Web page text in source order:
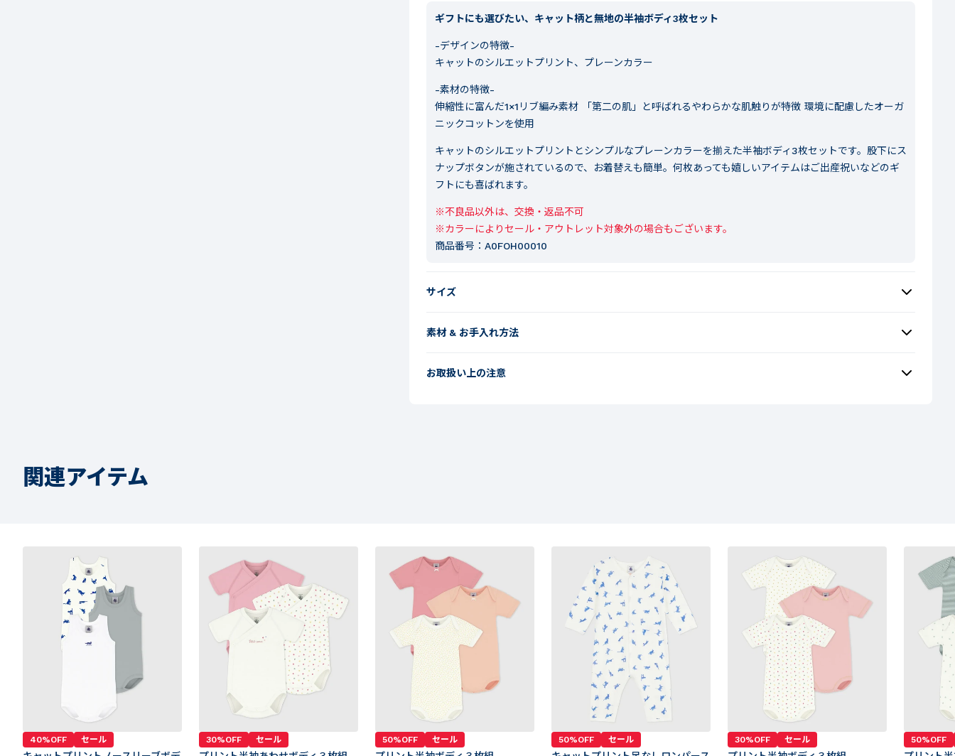
ギフトにも選びたい、キャット柄と無地の半袖ボディ3枚セット
-デザインの特徴-
キャットのシルエットプリント、プレーンカラー
-素材の特徴-
伸縮性に富んだ1×1リブ編み素材 「第二の肌」と呼ばれるやわらかな肌触りが特徴 環境に配慮したオーガ
ニックコットンを使用
キャットのシルエットプリントとシンプルなプレーンカラーを揃えた半袖ボディ3枚セットです。股下にス
ナップボタンが施されているので、お着替えも簡単。何枚あっても嬉しいアイテムはご出産祝いなどのギ
フトにも喜ばれます。
※不良品以外は、交換・返品不可
※カラーによりセール・アウトレット対象外の場合もございます。
商品番号： A0FOH00010
サイズ
素材 & お手入れ方法
お取扱い上の注意
関連アイテム
40%OFF セール 30%OFF セール 50%OFF セール 50%OFF セール 30%OFF セール 50%OFF